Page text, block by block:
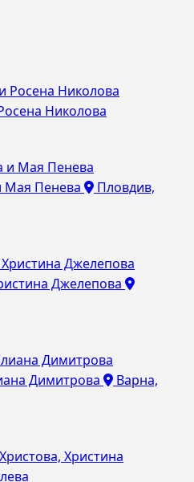
Николова
Мая Пенева
Пловдив,
Джелепова
Димитрова
Варна,